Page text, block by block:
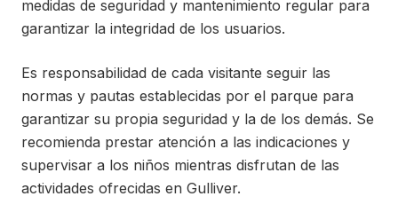
medidas de seguridad y mantenimiento regular para
garantizar la integridad de los usuarios.
Es responsabilidad de cada visitante seguir las
normas y pautas establecidas por el parque para
garantizar su propia seguridad y la de los demás. Se
recomienda prestar atención a las indicaciones y
supervisar a los niños mientras disfrutan de las
actividades ofrecidas en Gulliver.